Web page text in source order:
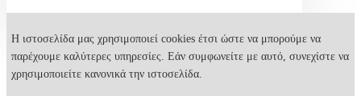
Η ιστοσελίδα μας χρησιμοποιεί cookies έτσι ώστε να μπορούμε να
παρέχουμε καλύτερες υπηρεσίες. Εάν συμφωνείτε με αυτό, συνεχίστε να
χρησιμοποιείτε κανονικά την ιστοσελίδα.